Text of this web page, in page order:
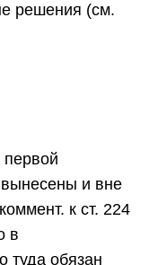
решения (см.
первой
вынесены и вне
к ст. 224
в
туда обязан